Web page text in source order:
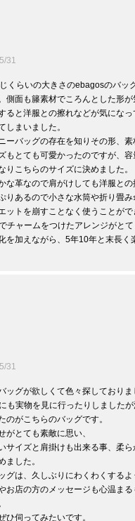
31
くらいの大きさのebagosのバッ
側面も籐素材でころんとした形
ると洋服との擦れなどが気にな
しまいました。
ーバッグの存在を知りその形、
もとても可愛かったのですが、
りこちらのサイズに決めました。
な革なので肩がけしても洋服と
りあるので小さな水筒や折り畳
ットを崩すことなく使うことがで
チャームをつけたアレンジがと
を加えながら、5年10年と末長く
31
ッグが欲しくて色々探しており
も実物を見に行ったりしました
のがこちらのバッグです。
がとても素敵に思い、
サイズと肩掛けも出来る事、柔
ました。
グは、久しぶりにわくわくするよ
お店の方のメッセージも心温ま
ひ伺ってみたいです。